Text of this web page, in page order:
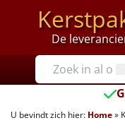
De
Prijzen
Tot €25
€25 tot €35
U bevindt zich hier: Home»